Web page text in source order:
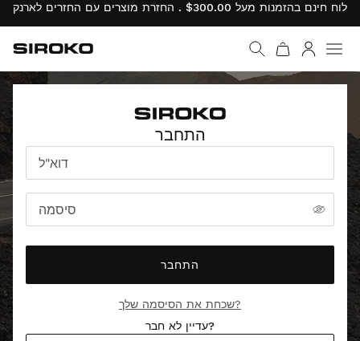
עבור לדף הבית
Siroko.com
התחבר
דוא"ל
סיסמה
התחבר
שכחת את הסיסמה שלך?
עדיין לא חבר?